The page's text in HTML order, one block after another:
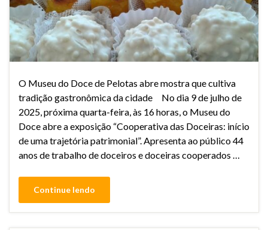
O Museu do Doce de Pelotas abre mostra que cultiva
tradição gastronômica da cidade No dia 9 de julho de
2025, próxima quarta-feira, às 16 horas, o Museu do
Doce abre a exposição “Cooperativa das Doceiras: início
de uma trajetória patrimonial”. Apresenta ao público 44
anos de trabalho de doceiros e doceiras cooperados …
Continue lendo